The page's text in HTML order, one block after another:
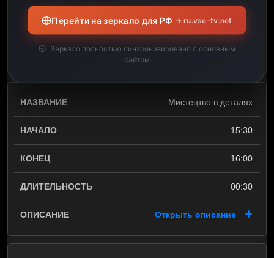
01:00
Открыть описание
Мистецтво в деталях
15:30
16:00
00:30
Открыть описание
Перейти на зеркало для РФ → ru.vse-tv.net
Зеркало полностью синхронизировано с основным
сайтом